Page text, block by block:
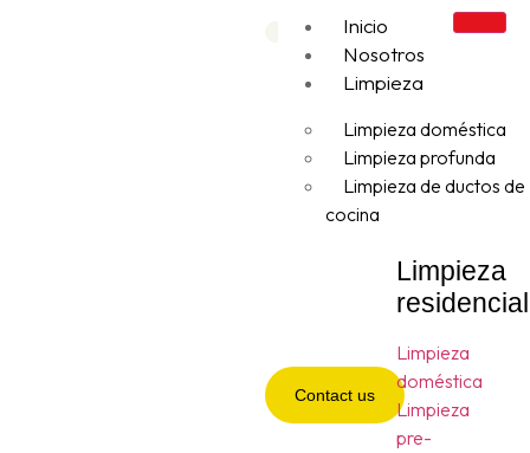
Inicio
Nosotros
Limpieza
Limpieza doméstica
Limpieza profunda
Limpieza de ductos de
cocina
Limpieza
residencial
Limpieza
doméstica
Limpieza
pre-
Contact us